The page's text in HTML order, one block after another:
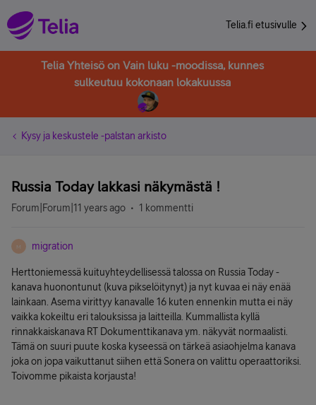
Telia.fi etusivulle
Telia Yhteisö on Vain luku -moodissa, kunnes
sulkeutuu kokonaan lokakuussa
Kysy ja keskustele -palstan arkisto
Russia Today lakkasi näkymästä !
Forum|Forum|11 years ago 1 kommentti
M migration
Herttoniemessä kuituyhteydellisessä talossa on Russia Today -
kanava huonontunut (kuva pikselöitynyt) ja nyt kuvaa ei näy enää
lainkaan. Asema virittyy kanavalle 16 kuten ennenkin mutta ei näy
vaikka kokeiltu eri talouksissa ja laitteilla. Kummallista kyllä
rinnakkaiskanava RT Dokumenttikanava ym. näkyvät normaalisti.
Tämä on suuri puute koska kyseessä on tärkeä asiaohjelma kanava
joka on jopa vaikuttanut siihen että Sonera on valittu operaattoriksi.
Toivomme pikaista korjausta!